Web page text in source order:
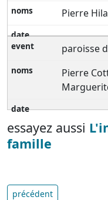
Pierre
paroisse
Pierre
essayez aussi
famille
précédent